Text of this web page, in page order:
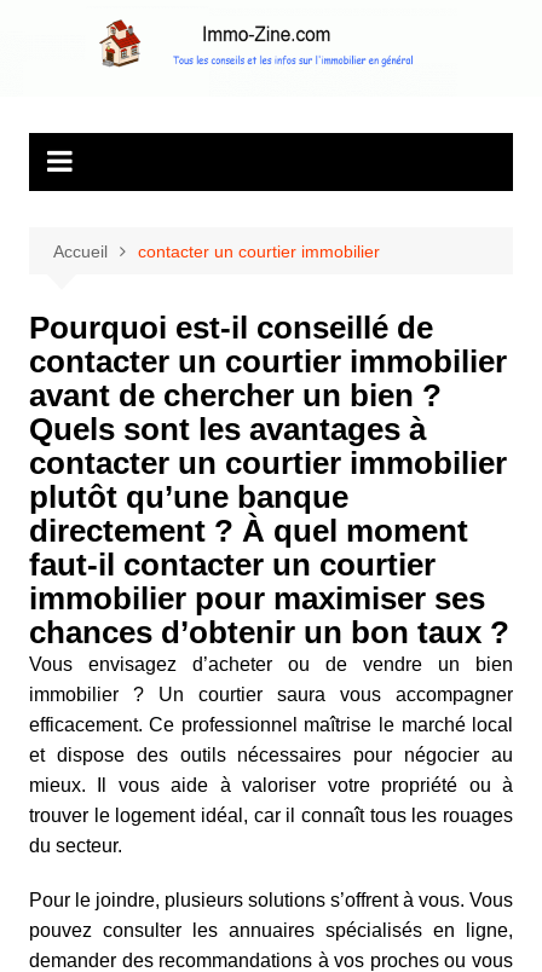
Immo Zine, le
d'information sur
Tous les conseils et les infos sur l'immobilier en général
Accueil contacter un courtier immobilier
Pourquoi est-il conseillé de
contacter un courtier immobilier
avant de chercher un bien ?
Quels sont les avantages à
contacter un courtier immobilier
plutôt qu’une banque
directement ? À quel moment
faut-il contacter un courtier
immobilier pour maximiser ses
chances d’obtenir un bon taux ?
Vous envisagez d’acheter ou de vendre un bien
immobilier ? Un courtier saura vous accompagner
efficacement. Ce professionnel maîtrise le marché local
et dispose des outils nécessaires pour négocier au
mieux. Il vous aide à valoriser votre propriété ou à
trouver le logement idéal, car il connaît tous les rouages
du secteur.
Pour le joindre, plusieurs solutions s’offrent à vous. Vous
pouvez consulter les annuaires spécialisés en ligne,
demander des recommandations à vos proches ou vous